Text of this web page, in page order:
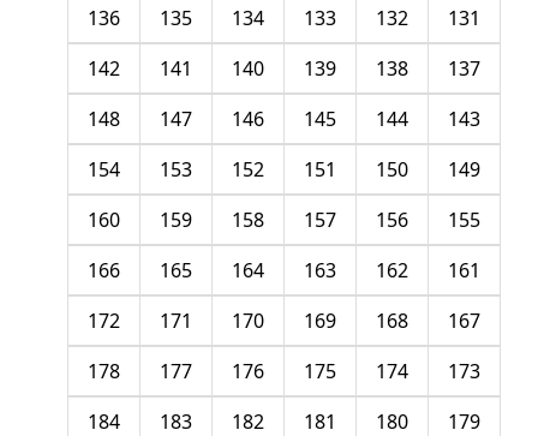
131
132
133
134
135
136
137
138
139
140
141
142
143
144
145
146
147
148
149
150
151
152
153
154
155
156
157
158
159
160
161
162
163
164
165
166
167
168
169
170
171
172
173
174
175
176
177
178
179
180
181
182
183
184